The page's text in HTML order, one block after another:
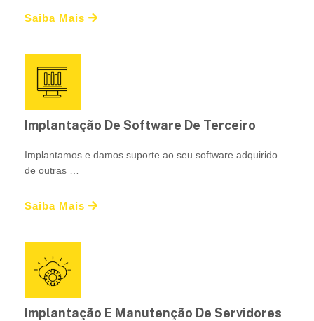
Saiba Mais
Implantação De Software De Terceiro
Implantamos e damos suporte ao seu software adquirido
de outras …
Saiba Mais
Implantação E Manutenção De Servidores